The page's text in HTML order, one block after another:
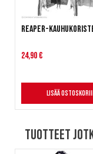
Reaper-
24,90 €
Lisää
Tuotteet